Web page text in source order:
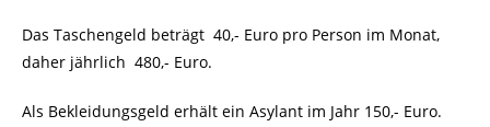
Das Taschengeld beträgt 40,- Euro pro Person im Monat,
daher jährlich 480,- Euro.
Als Bekleidungsgeld erhält ein Asylant im Jahr 150,- Euro.